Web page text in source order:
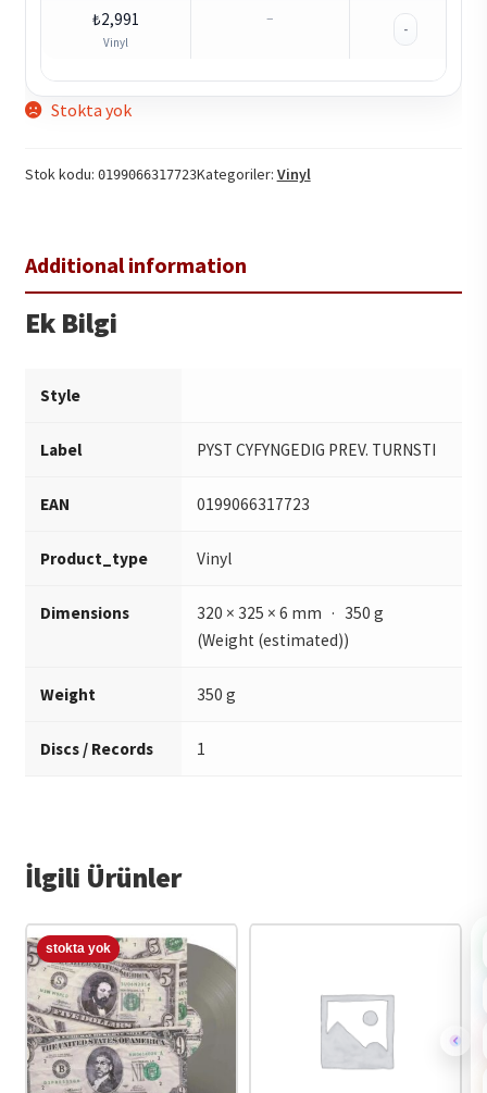
₺2,991
Vinyl
–
-
Stokta yok
Stok kodu: 0199066317723Kategoriler: Vinyl
Ek Bilgi
Style
Label PYST CYFYNGEDIG PREV. TURNSTI
EAN 0199066317723
Product_type Vinyl
Dimensions
320 × 325 × 6 mm · 350 g
(Weight (estimated))
Weight 350 g
Discs / Records 1
İlgili Ürünler